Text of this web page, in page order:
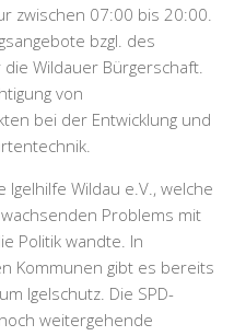
zwischen 07:00 bis 20:00.
bzgl. des
Wildauer Bürgerschaft.
von
bei der Entwicklung und
Wildau e.V., welche
Problems mit
Politik wandte. In
Kommunen gibt es bereits
Igelschutz. Die SPD-
weitergehende